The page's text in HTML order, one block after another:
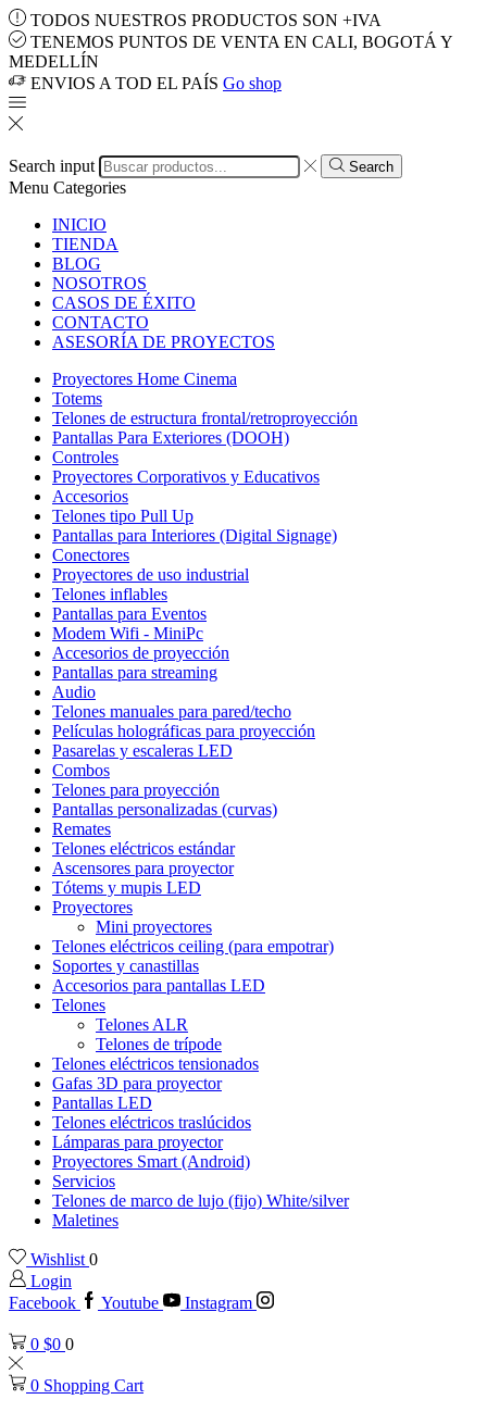
TODOS NUESTROS PRODUCTOS SON +IVA
TENEMOS PUNTOS DE VENTA EN CALI, BOGOTÁ Y
MEDELLÍN
ENVIOS A TOD EL PAÍS Go shop
Search input Search
Menu Categories
INICIO
TIENDA
BLOG
NOSOTROS
CASOS DE ÉXITO
CONTACTO
ASESORÍA DE PROYECTOS
Proyectores Home Cinema
Totems
Telones de estructura frontal/retroproyección
Pantallas Para Exteriores (DOOH)
Controles
Proyectores Corporativos y Educativos
Accesorios
Telones tipo Pull Up
Pantallas para Interiores (Digital Signage)
Conectores
Proyectores de uso industrial
Telones inflables
Pantallas para Eventos
Modem Wifi - MiniPc
Accesorios de proyección
Pantallas para streaming
Audio
Telones manuales para pared/techo
Películas holográficas para proyección
Pasarelas y escaleras LED
Combos
Telones para proyección
Pantallas personalizadas (curvas)
Remates
Telones eléctricos estándar
Ascensores para proyector
Tótems y mupis LED
Proyectores
Mini proyectores
Telones eléctricos ceiling (para empotrar)
Soportes y canastillas
Accesorios para pantallas LED
Telones
Telones ALR
Telones de trípode
Telones eléctricos tensionados
Gafas 3D para proyector
Pantallas LED
Telones eléctricos traslúcidos
Lámparas para proyector
Proyectores Smart (Android)
Servicios
Telones de marco de lujo (fijo) White/silver
Maletines
Wishlist 0
Login
Facebook
Youtube Instagram
0 $0 0
0 Shopping Cart